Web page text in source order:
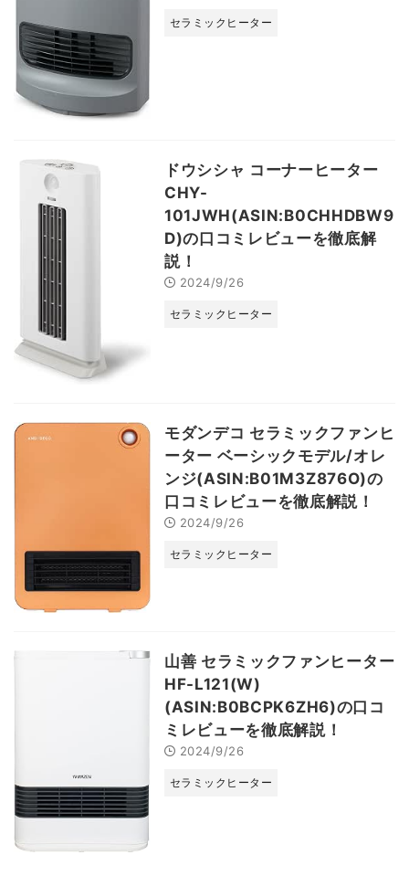
セラミックヒーター
ドウシシャ コーナーヒーター
CHY-
101JWH(ASIN:B0CHHDBW9
D)の口コミレビューを徹底解
説！
2024/9/26
セラミックヒーター
モダンデコ セラミックファンヒ
ーター ベーシックモデル/オレ
ンジ(ASIN:B01M3Z876O)の
口コミレビューを徹底解説！
2024/9/26
セラミックヒーター
山善 セラミックファンヒーター
HF-L121(W)
(ASIN:B0BCPK6ZH6)の口コ
ミレビューを徹底解説！
2024/9/26
セラミックヒーター